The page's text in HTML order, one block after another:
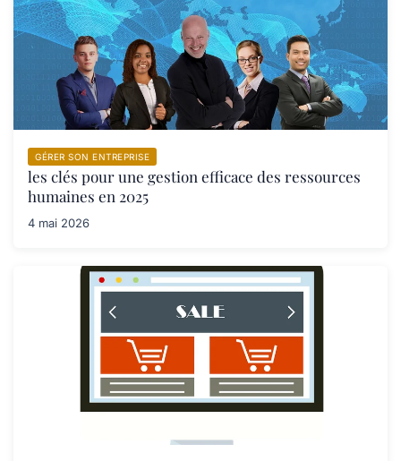
GÉRER SON ENTREPRISE
les clés pour une gestion efficace des ressources
humaines en 2025
4 mai 2026